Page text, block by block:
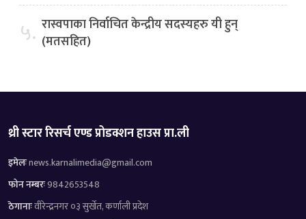
५. रास्वपाका निर्वाचित केन्द्रीय सदस्यहरु यी हुन्
(मतसहित)
थ्री स्टार रिसर्च एण्ड प्रोडक्शन हाउस प्रा.ली
इमेलःnews.karnalimedia@gmail.com
फोन नम्बरः9842653548
ठेगानाःवीरेन्द्रनगर ०३ सुर्खेत, कर्णाली प्रदेश